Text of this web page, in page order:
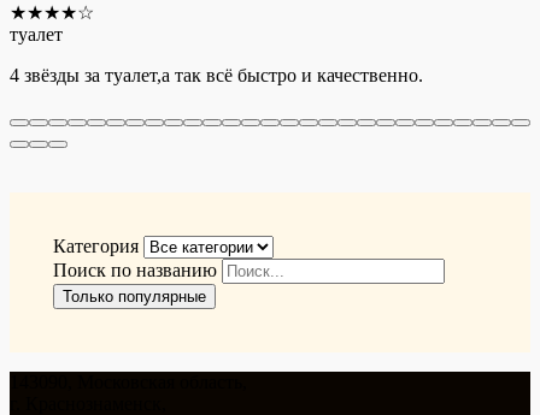
★★★★☆
туалет
4 звёзды за туалет,а так всё быстро и качественно.
Категория
Поиск по названию
Только популярные